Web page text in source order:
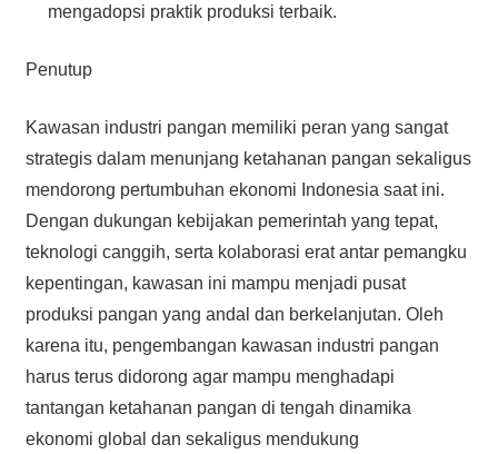
mengadopsi praktik produksi terbaik.
Penutup
Kawasan industri pangan memiliki peran yang sangat
strategis dalam menunjang ketahanan pangan sekaligus
mendorong pertumbuhan ekonomi Indonesia saat ini.
Dengan dukungan kebijakan pemerintah yang tepat,
teknologi canggih, serta kolaborasi erat antar pemangku
kepentingan, kawasan ini mampu menjadi pusat
produksi pangan yang andal dan berkelanjutan. Oleh
karena itu, pengembangan kawasan industri pangan
harus terus didorong agar mampu menghadapi
tantangan ketahanan pangan di tengah dinamika
ekonomi global dan sekaligus mendukung